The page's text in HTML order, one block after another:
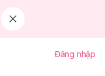
Đăng nhập